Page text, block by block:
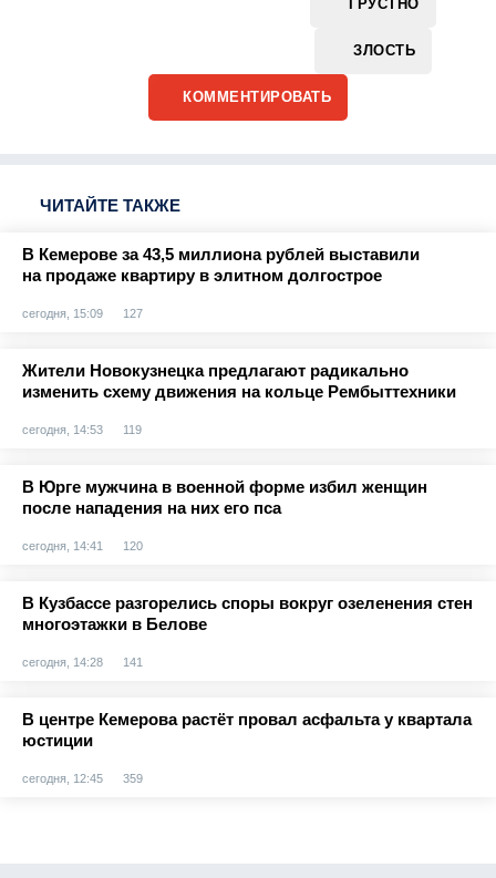
ГРУСТНО
ЗЛОСТЬ
КОММЕНТИРОВАТЬ
ЧИТАЙТЕ ТАКЖЕ
В Кемерове за 43,5 миллиона рублей выставили
на продаже квартиру в элитном долгострое
сегодня, 15:09 127
Жители Новокузнецка предлагают радикально
изменить схему движения на кольце Рембыттехники
сегодня, 14:53 119
В Юрге мужчина в военной форме избил женщин
после нападения на них его пса
сегодня, 14:41 120
В Кузбассе разгорелись споры вокруг озеленения стен
многоэтажки в Белове
сегодня, 14:28 141
В центре Кемерова растёт провал асфальта у квартала
юстиции
сегодня, 12:45 359